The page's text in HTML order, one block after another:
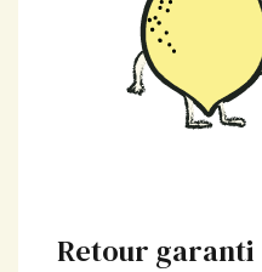
Retour garanti